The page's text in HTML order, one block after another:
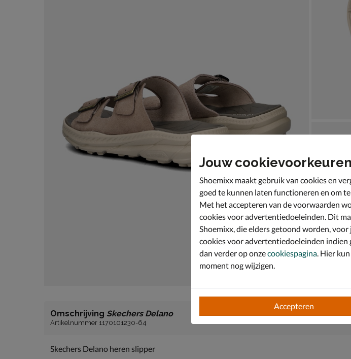
Omschrijving Skechers Delano
Artikelnummer 1170101230-64
Skechers Delano heren slipper
Jouw cookievoorkeuren
Shoemixx maakt gebruik van cookies en
goed te kunnen laten functioneren en om
Met het accepteren van de voorwaarden
cookies voor advertentiedoeleinden. Dit
Shoemixx, die elders getoond worden,
cookies voor advertentiedoeleinden indien
dan verder op onzecookiespagina. Hier
moment nog wijzigen.
Accepteren